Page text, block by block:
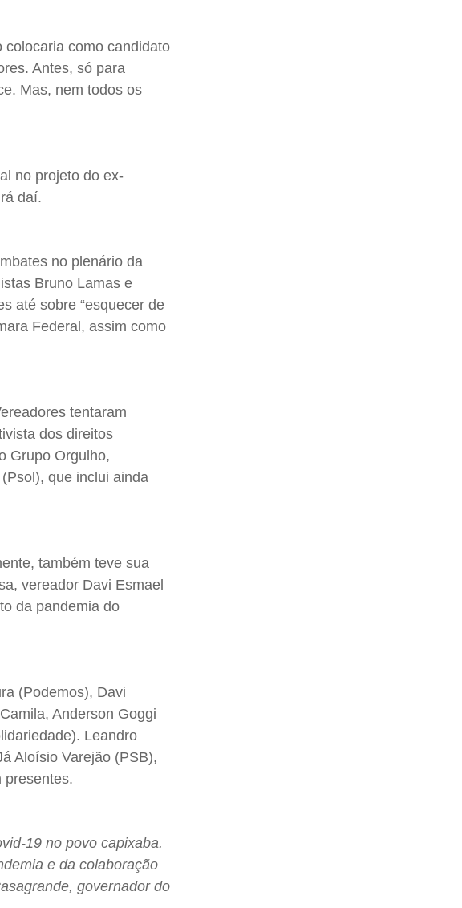
colocaria como candidato
Antes, só para
Mas, nem todos os
no projeto do ex-
daí.
no plenário da
Bruno Lamas e
até sobre “esquecer de
Federal, assim como
tentaram
dos direitos
Grupo Orgulho,
que inclui ainda
também teve sua
vereador Davi Esmael
da pandemia do
(Podemos), Davi
Anderson Goggi
Leandro
Aloísio Varejão (PSB),
presentes.
19 no povo capixaba.
e da colaboração
governador do